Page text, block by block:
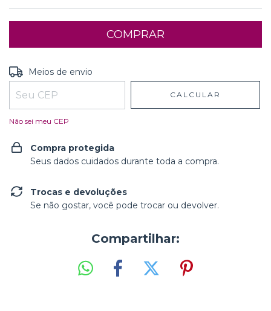
Entregas para o CEP:
Meios de envio
CALCULAR
Não sei meu CEP
Compra protegida
Seus dados cuidados durante toda a compra.
Trocas e devoluções
Se não gostar, você pode trocar ou devolver.
Compartilhar: